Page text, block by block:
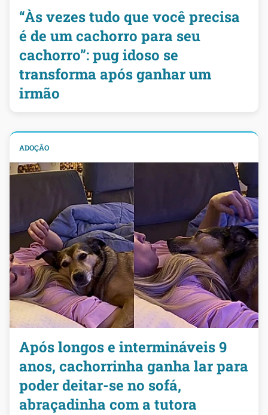
“Às vezes tudo que você precisa
é de um cachorro para seu
cachorro”: pug idoso se
transforma após ganhar um
irmão
ADOÇÃO
Após longos e intermináveis 9
anos, cachorrinha ganha lar para
poder deitar-se no sofá,
abraçadinha com a tutora